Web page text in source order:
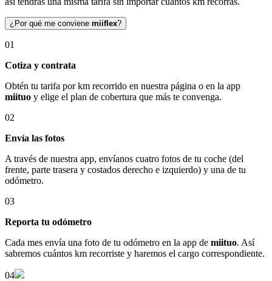
¿Por qué me conviene miiflex?
01
Cotiza y contrata
Obtén tu tarifa por km recorrido en nuestra página o en la app
miituo y elige el plan de cobertura que más te convenga.
02
Envía las fotos
A través de nuestra app, envíanos cuatro fotos de tu coche (del
frente, parte trasera y costados derecho e izquierdo) y una de tu
odómetro.
03
Reporta tu odómetro
Cada mes envía una foto de tu odómetro en la app de miituo. Así
sabremos cuántos km recorriste y haremos el cargo correspondiente.
04